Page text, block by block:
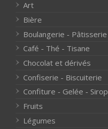
Art
Bière
Boulangerie - Pâtisserie
Café - Thé - Tisane
Chocolat et dérivés
Confiserie - Biscuiterie
Confiture - Gelée - Sirop
Fruits
Légumes